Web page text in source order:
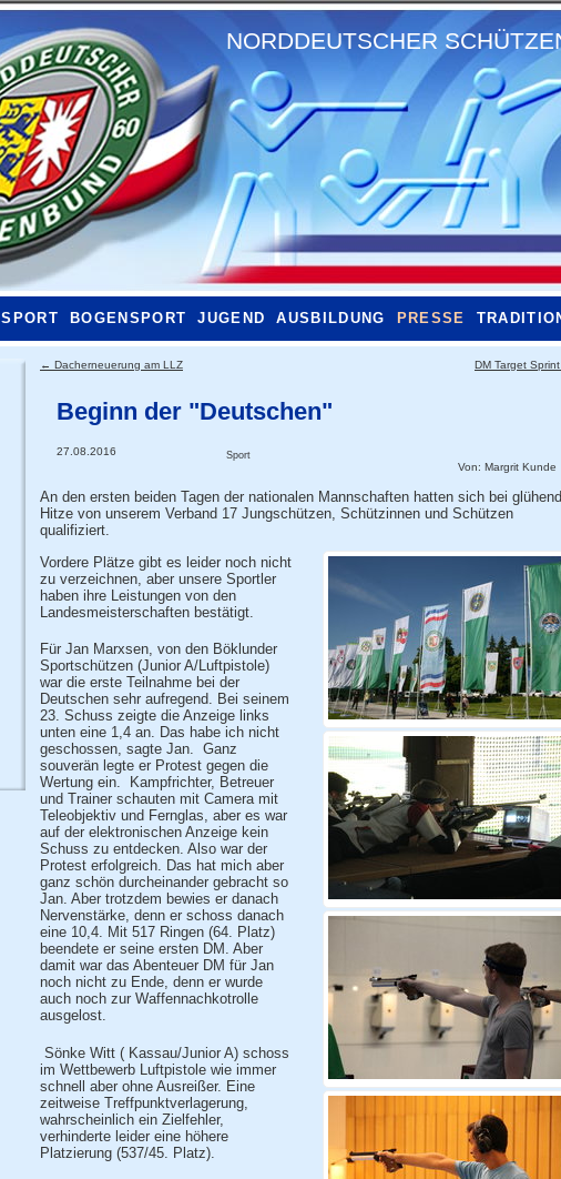
NORDDEUTSCHER
SPORT BOGENSPORT JUGEND AUSBILDUNG PRESSE
← Dacherneuerung am LLZ DM Target
Beginn der "Deutschen"
27.08.2016 Sport
Von: Margrit Kunde
An den ersten beiden Tagen der nationalen Mannschaften hatten sich bei
Hitze von unserem Verband 17 Jungschützen, Schützinnen und Schützen
qualifiziert.
Vordere Plätze gibt es leider noch nicht
zu verzeichnen, aber unsere Sportler
haben ihre Leistungen von den
Landesmeisterschaften bestätigt.
Für Jan Marxsen, von den Böklunder
Sportschützen (Junior A/Luftpistole)
war die erste Teilnahme bei der
Deutschen sehr aufregend. Bei seinem
23. Schuss zeigte die Anzeige links
unten eine 1,4 an. Das habe ich nicht
geschossen, sagte Jan. Ganz
souverän legte er Protest gegen die
Wertung ein.
Kampfrichter, Betreuer
und Trainer schauten mit Camera mit
Teleobjektiv und Fernglas, aber es war
auf der elektronischen Anzeige kein
Schuss zu entdecken. Also war der
Protest erfolgreich. Das hat mich aber
ganz schön durcheinander gebracht so
Jan. Aber trotzdem bewies er danach
Nervenstärke, denn er schoss danach
eine 10,4. Mit 517 Ringen (64. Platz)
beendete er seine ersten DM. Aber
damit war das Abenteuer DM für Jan
noch nicht zu Ende, denn er wurde
auch noch zur Waffennachkotrolle
ausgelost.
Sönke Witt ( Kassau/Junior A) schoss
im Wettbewerb Luftpistole wie immer
schnell aber ohne Ausreißer. Eine
zeitweise Treffpunktverlagerung,
wahrscheinlich ein Zielfehler,
verhinderte leider eine höhere
Platzierung (537/45. Platz).